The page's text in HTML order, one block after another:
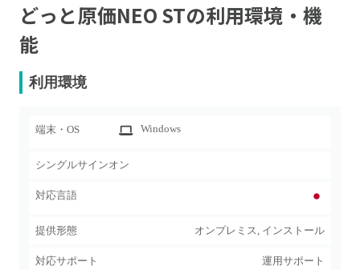
どっと原価NEO STの利用環境・機
能
利用環境
端末・OS Windows
シングルサインオン
対応言語
提供形態 オンプレミス, インストール
対応サポート 運用サポート